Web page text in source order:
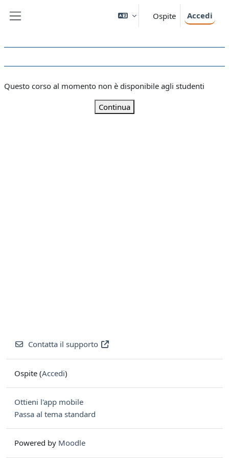
Ospite Accedi
Questo corso al momento non è disponibile agli studenti
Continua
Contatta il supporto
Ospite (Accedi)
Ottieni l'app mobile
Passa al tema standard
Powered by Moodle